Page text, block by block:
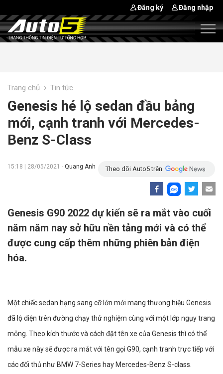
Đăng ký Đăng nhập
Trang chủ › Tin tức
Genesis hé lộ sedan đầu bảng
mới, cạnh tranh với Mercedes-
Benz S-Class
15:18 | 28/05/2021 - Quang Anh Theo dõi Auto5 trên
Genesis G90 2022 dự kiến sẽ ra mắt vào cuối
năm năm nay sở hữu nền tảng mới và có thể
được cung cấp thêm những phiên bản điện
hóa.
Một chiếc sedan hạng sang cỡ lớn mới mang thương hiệu Genesis
đã lộ diện trên đường chạy thử nghiệm cùng với một lớp ngụy trang
mỏng. Theo kích thước và cách đặt tên xe của Genesis thì có thể
mẫu xe này sẽ được ra mắt với tên gọi G90, cạnh tranh trực tiếp với
các đối thủ như BMW 7-Series hay Mercedes-Benz S-class.